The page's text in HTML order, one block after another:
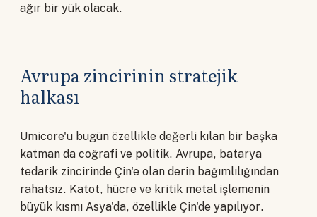
ağır bir yük olacak.
Avrupa zincirinin stratejik
halkası
Umicore'u bugün özellikle değerli kılan bir başka
katman da coğrafi ve politik. Avrupa, batarya
tedarik zincirinde Çin'e olan derin bağımlılığından
rahatsız. Katot, hücre ve kritik metal işlemenin
büyük kısmı Asya'da, özellikle Çin'de yapılıyor.